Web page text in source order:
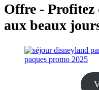
Offre - Profitez
aux beaux